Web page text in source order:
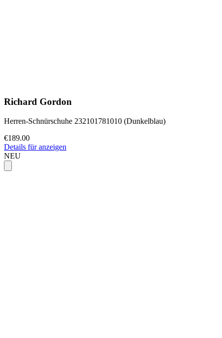
Richard Gordon
Herren-Schnürschuhe 232101781010 (Dunkelblau)
€189.00
Details für anzeigen
NEU